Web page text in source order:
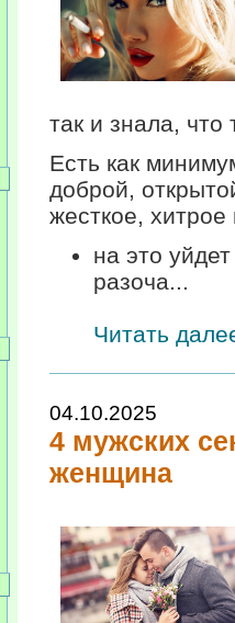
так и знала,
Есть как
доброй,
жесткое,
на это
разоча...
Читать
04.10.2025
4 мужских
женщина